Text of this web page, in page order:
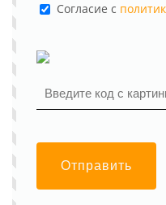
Cогласие с
Отправить